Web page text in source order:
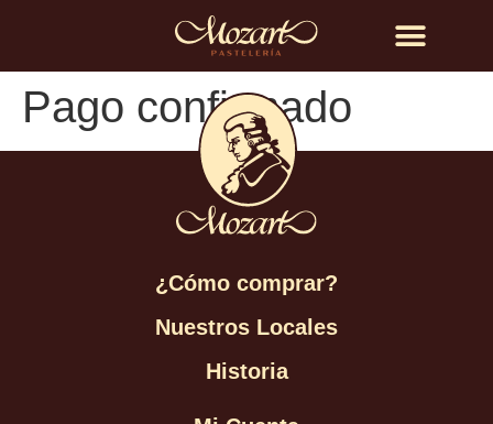
Pago confirmado
¿Cómo comprar?
Nuestros Locales
Historia